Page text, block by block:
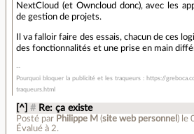
NextCloud (et Owncloud donc), avec les
de gestion de projets.
Il va falloir faire des essais, chacun de ces
des fonctionnalités et une prise en main
Pourquoi bloquer la publicité et les traqueurs : https://
traqueurs.html
[^] # Re: ça existe
Posté par Philippe M (site web personnel ) le
Évalué à2.